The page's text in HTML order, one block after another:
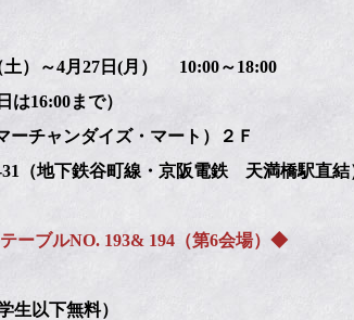
土）～4月27日(月） 10:00～18:00
まで）
チャンダイズ・マート）２Ｆ
31（地下鉄谷町線・京阪電鉄 天満橋駅直結
ブルNO. 193& 194（第6会場）◆
下無料）